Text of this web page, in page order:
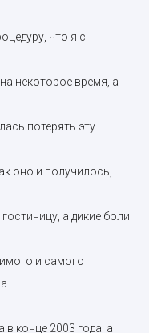
что я с
некоторое время, а
потерять эту
оно и получилось,
а дикие боли
и самого
конце 2003 года, а